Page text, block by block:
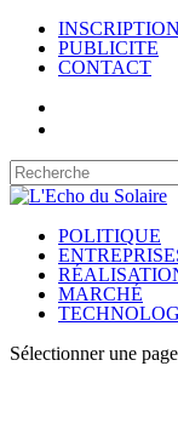
PUBLICITE
CONTACT
POLITIQUE
MARCHÉ
Sélectionner une page